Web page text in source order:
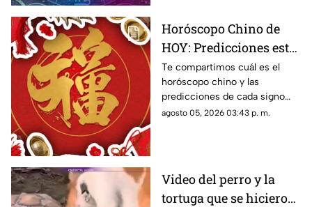
Horóscopo Chino de
HOY: Predicciones este
5 de agosto de 2026
para cada signo del
zodiaco
Te compartimos cuál es el
horóscopo chino y las
predicciones de cada signo
para el día de hoy, miércoles 5
agosto 05, 2026 03:43 p. m.
Video del perro y la
tortuga que se hicieron